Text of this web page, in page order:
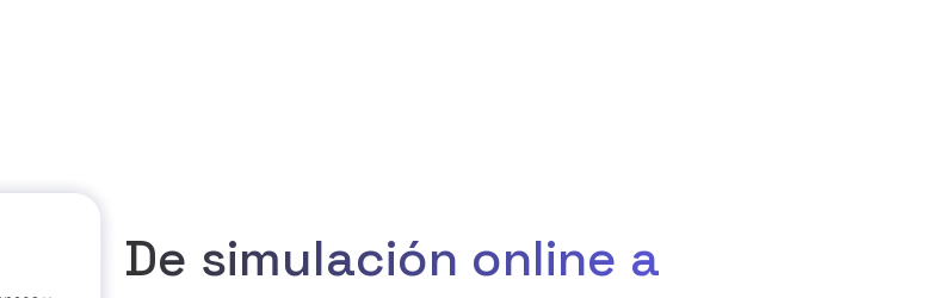
De simulación online a